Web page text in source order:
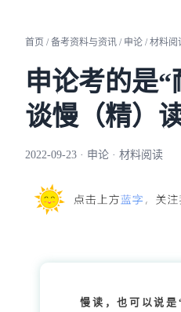
首页 / 备考资料与资讯 / 申论 / 材料阅
申论考的是
谈慢（精）
2022-09-23 · 申论 · 材料阅读
慢读，也可以说